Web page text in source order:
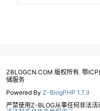
ZBLOGCN.COM 版权所有. 鄂
储服务
Powered By Z-BlogPHP 1.7.3
严禁使用Z-BLOG从事任何非法活